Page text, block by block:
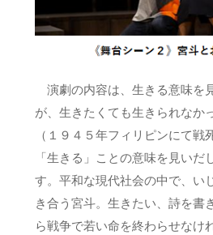
演劇の内容は、生きる意味を
が、生きたくても生きられなか
（１９４５年フィリピンにて戦
「生きる」ことの意味を見い
す。平和な現代社会の中で、い
き合う宮斗。生きたい、詩を書
ら戦争で若い命を終わらせなけ